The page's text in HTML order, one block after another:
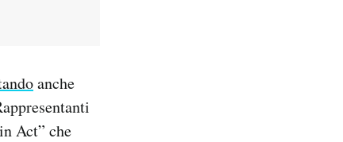
anche
Act” che